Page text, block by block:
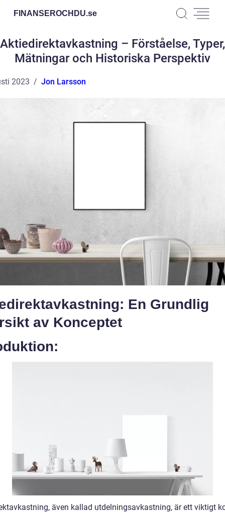
FINANSEROCHDU.se
Aktiedirektavkastning – Förståelse, Typer,
Mätningar och Historiska Perspektiv
2023 Jon Larsson
En Grundlig
av Konceptet
även kallad utdelningsavkastning, är ett viktigt